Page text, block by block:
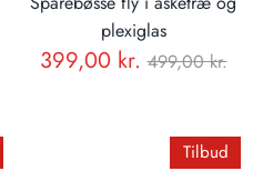
plexiglas
399,00 kr. Normal
499,00 kr.
Tilbud